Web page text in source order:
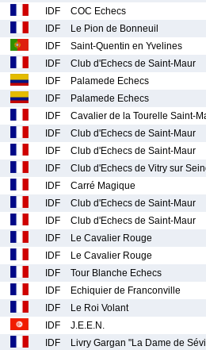
IDF
COC Echecs
IDF
Le Pion de Bonneuil
IDF
Saint-Quentin en Yvelines
IDF
Club d'Echecs de Saint-Maur
IDF
Palamede Echecs
IDF
Palamede Echecs
IDF
Cavalier de la Tourelle Saint-
IDF
Club d'Echecs de Saint-Maur
IDF
Club d'Echecs de Saint-Maur
IDF
Club d'Echecs de Vitry sur
IDF
Carré Magique
IDF
Club d'Echecs de Saint-Maur
IDF
Club d'Echecs de Saint-Maur
IDF
Le Cavalier Rouge
IDF
Le Cavalier Rouge
IDF
Tour Blanche Echecs
IDF
Echiquier de Franconville
IDF
Le Roi Volant
IDF
J.E.E.N.
IDF
Livry Gargan "La Dame de